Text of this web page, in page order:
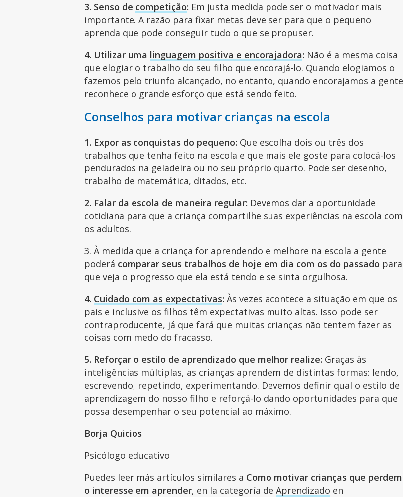
3. Senso de competição: Em justa medida pode ser o motivador mais
importante. A razão para fixar metas deve ser para que o pequeno
aprenda que pode conseguir tudo o que se propuser.
4. Utilizar uma linguagem positiva e encorajadora: Não é a mesma coisa
que elogiar o trabalho do seu filho que encorajá-lo. Quando elogiamos o
fazemos pelo triunfo alcançado, no entanto, quando encorajamos a gente
reconhece o grande esforço que está sendo feito.
Conselhos para motivar crianças na escola
1. Expor as conquistas do pequeno: Que escolha dois ou três dos
trabalhos que tenha feito na escola e que mais ele goste para colocá-los
pendurados na geladeira ou no seu próprio quarto. Pode ser desenho,
trabalho de matemática, ditados, etc.
2. Falar da escola de maneira regular: Devemos dar a oportunidade
cotidiana para que a criança compartilhe suas experiências na escola com
os adultos.
3. À medida que a criança for aprendendo e melhore na escola a gente
poderá comparar seus trabalhos de hoje em dia com os do passado para
que veja o progresso que ela está tendo e se sinta orgulhosa.
4. Cuidado com as expectativas: Às vezes acontece a situação em que os
pais e inclusive os filhos têm expectativas muito altas. Isso pode ser
contraproducente, já que fará que muitas crianças não tentem fazer as
coisas com medo do fracasso.
5. Reforçar o estilo de aprendizado que melhor realize: Graças às
inteligências múltiplas, as crianças aprendem de distintas formas: lendo,
escrevendo, repetindo, experimentando. Devemos definir qual o estilo de
aprendizagem do nosso filho e reforçá-lo dando oportunidades para que
possa desempenhar o seu potencial ao máximo.
Borja Quicios
Psicólogo educativo
Puedes leer más artículos similares a Como motivar crianças que perdem
o interesse em aprender, en la categoría deAprendizado en